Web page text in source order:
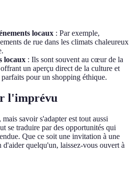
locaux : Par exemple,
de rue dans les climats chaleureux
locaux : Ils sont souvent au cœur de la
un aperçu direct de la culture et
pour un shopping éthique.
l'imprévu
savoir s'adapter est tout aussi
se traduire par des opportunités qui
Que ce soit une invitation à une
d'aider quelqu'un, laissez-vous ouvert à